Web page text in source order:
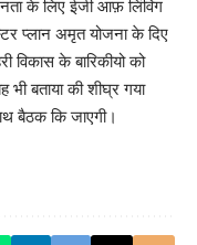
के लिए ईजी आफ़ लिंविंग
प्लान अमृत योजना के दिए
विकास के बारिकीयो को
बताया की शीघ्र गया
बैठक कि जाएगी।